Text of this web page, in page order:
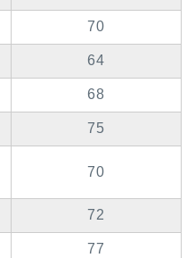
70
64
68
75
70
72
77